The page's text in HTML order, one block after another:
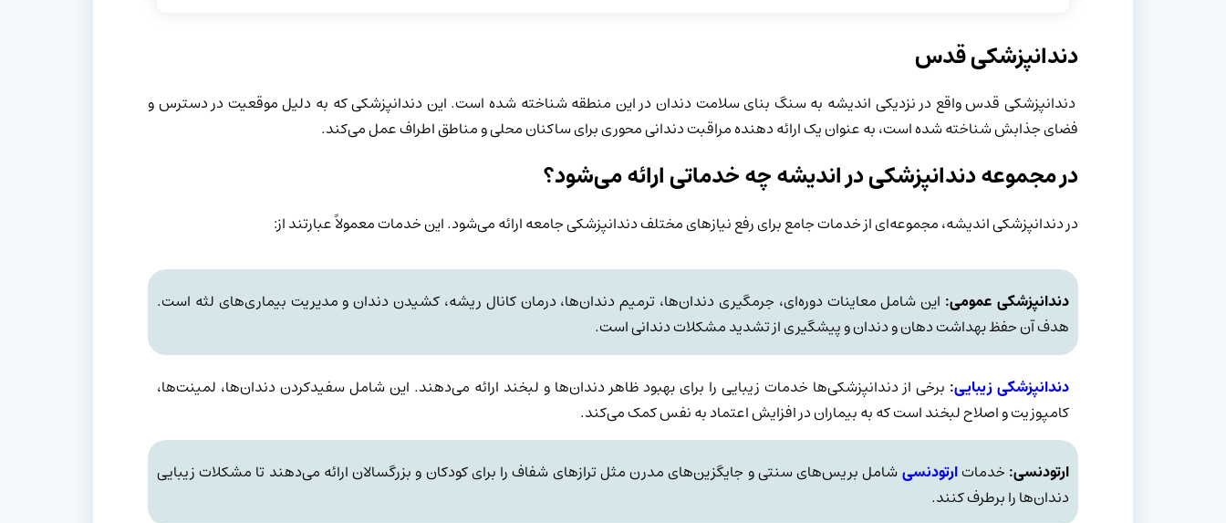
دندانپزشکی قدس
دندانپزشکی قدس واقع در نزدیکی اندیشه به سنگ بنای سلامت دندان در این منطقه شناخته شده است. این دندانپزشکی که به دلیل موقعیت در دسترس و
فضای جذابش شناخته شده است، به عنوان یک ارائه دهنده مراقبت دندانی محوری برای ساکنان محلی و مناطق اطراف عمل می‌کند.
در مجموعه دندانپزشکی در اندیشه چه خدماتی ارائه می‌شود؟
در دندانپزشکی اندیشه، مجموعه‌ای از خدمات جامع برای رفع نیازهای مختلف دندانپزشکی جامعه ارائه می‌شود. این خدمات معمولاً عبارتند از:
دندانپزشکی عمومی: این شامل معاینات دوره‌ای، جرمگیری دندان‌ها، ترمیم دندان‌ها، درمان کانال ریشه، کشیدن دندان و مدیریت بیماری‌های لثه است.
هدف آن حفظ بهداشت دهان و دندان و پیشگیری از تشدید مشکلات دندانی است.
دندانپزشکی زیبایی: برخی از دندانپزشکی‌ها خدمات زیبایی را برای بهبود ظاهر دندان‌ها و لبخند ارائه می‌دهند. این شامل سفیدکردن دندان‌ها، لمینت‌ها،
کامپوزیت و اصلاح لبخند است که به بیماران در افزایش اعتماد به نفس کمک می‌کند.
ارتودنسی: خدماتارتودنسیشامل بریس‌های سنتی و جایگزین‌های مدرن مثل ترازهای شفاف را برای کودکان و بزرگسالان ارائه می‌دهند تا مشکلات زیبایی
دندان‌ها را برطرف کنند.